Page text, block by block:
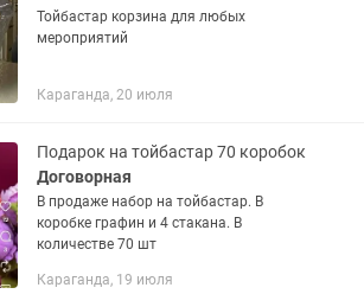
Тойбастар корзина для любых
мероприятий
Караганда, 20 июля
Подарок на тойбастар 70 коробок
Договорная
В продаже набор на тойбастар. В
коробке графин и 4 стакана. В
количестве 70 шт
Караганда, 19 июля